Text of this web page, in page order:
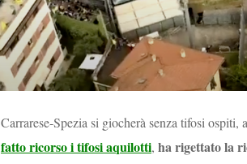
Carrarese-Spezia si giocherà senza tifosi
fatto ricorso i tifosi aquilotti, ha rigettato la